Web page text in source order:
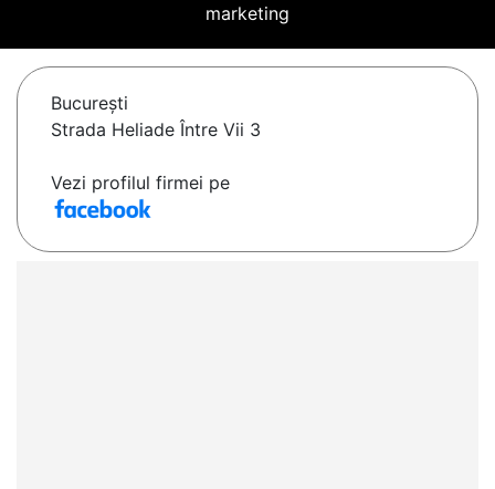
marketing
Bucureşti
Strada Heliade Între Vii 3
Vezi profilul firmei pe